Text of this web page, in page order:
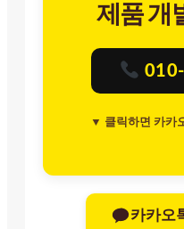
제품 개
▼ 클릭하면 카카
카카오